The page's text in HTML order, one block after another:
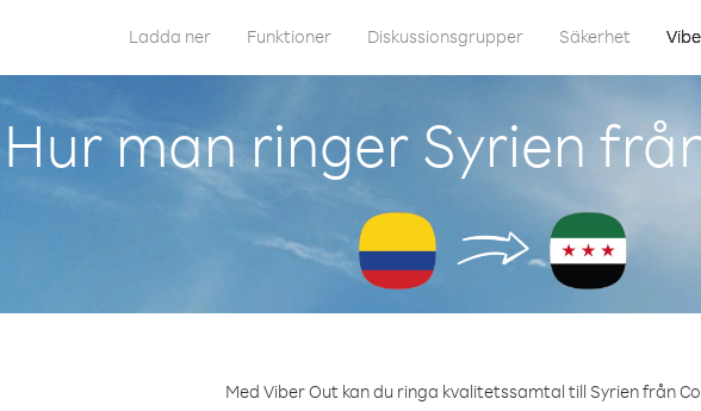
Ladda ner Funktioner Diskussionsgrupper Säkerhet
Hur man ringer Syrien
Med Viber Out kan du ringa kvalitetssamtal till Syrien från